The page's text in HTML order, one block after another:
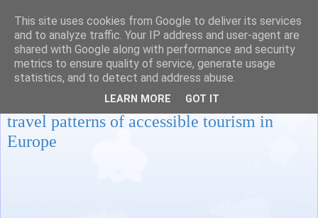
Call for tenders: Economic impact and
travel patterns of accessible tourism in
Europe
This site uses cookies from Google to deliver its services
and to analyze traffic. Your IP address and user-agent are
shared with Google along with performance and security
metrics to ensure quality of service, generate usage
statistics, and to detect and address abuse.
LEARN MORE GOT IT